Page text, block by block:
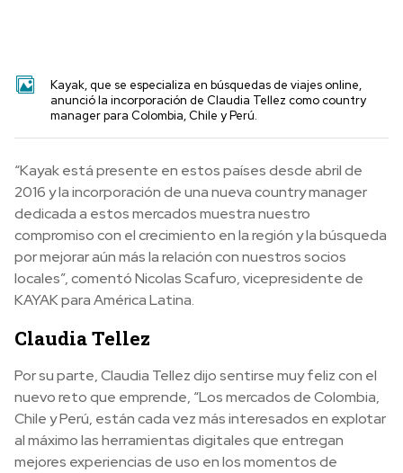
Kayak, que se especializa en búsquedas de viajes online,
anunció la incorporación de Claudia Tellez como country
manager para Colombia, Chile y Perú.
“Kayak está presente en estos países desde abril de
2016 y la incorporación de una nueva country manager
dedicada a estos mercados muestra nuestro
compromiso con el crecimiento en la región y la búsqueda
por mejorar aún más la relación con nuestros socios
locales”, comentó Nicolas Scafuro, vicepresidente de
KAYAK para América Latina.
Claudia Tellez
Por su parte, Claudia Tellez dijo sentirse muy feliz con el
nuevo reto que emprende, “Los mercados de Colombia,
Chile y Perú, están cada vez más interesados en explotar
al máximo las herramientas digitales que entregan
mejores experiencias de uso en los momentos de